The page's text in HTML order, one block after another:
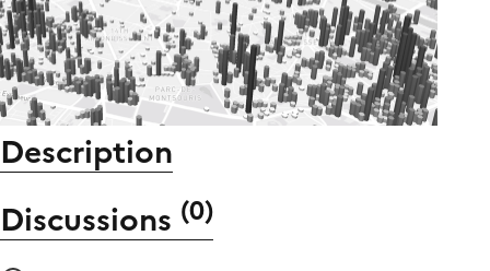
Description
Discussions (0)